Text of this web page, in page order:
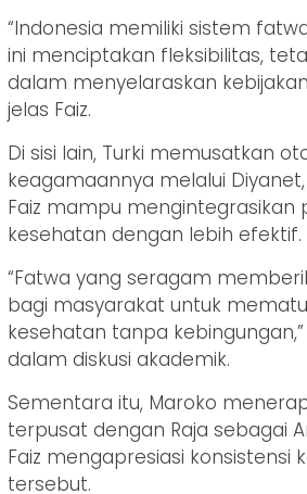
“Indonesia memiliki sistem
ini menciptakan fleksibilitas,
dalam menyelaraskan
jelas Faiz.
Di sisi lain, Turki memusatkan
keagamaannya melalui
Faiz mampu mengintegrasikan
kesehatan dengan lebih efektif.
“Fatwa yang seragam
bagi masyarakat untuk
kesehatan tanpa
dalam diskusi akademik.
Sementara itu, Maroko
terpusat dengan Raja sebagai
Faiz mengapresiasi konsistensi
tersebut.